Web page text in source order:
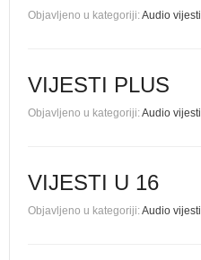
Objavljeno u kategoriji:Audio vijesti
VIJESTI PLUS
Objavljeno u kategoriji:Audio vijesti
VIJESTI U 16
Objavljeno u kategoriji:Audio vijesti